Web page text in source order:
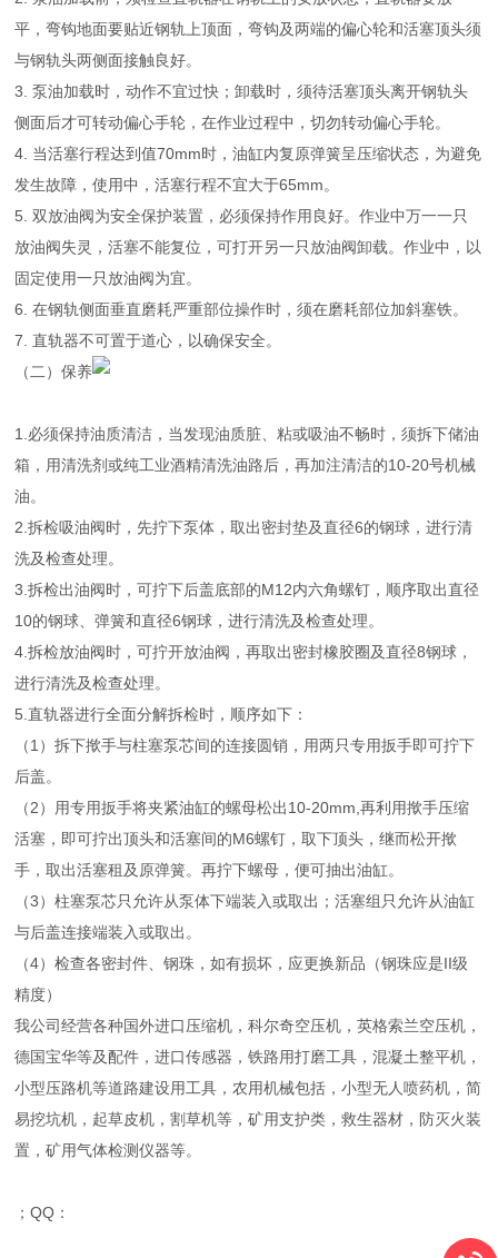
平，弯钩地面要贴近钢轨上顶面，弯钩及两端的偏心轮和活塞顶头须
与钢轨头两侧面接触良好。
3. 泵油加载时，动作不宜过快；卸载时，须待活塞顶头离开钢轨头
侧面后才可转动偏心手轮，在作业过程中，切勿转动偏心手轮。
4. 当活塞行程达到值70mm时，油缸内复原弹簧呈压缩状态，为避免
发生故障，使用中，活塞行程不宜大于65mm。
5. 双放油阀为安全保护装置，必须保持作用良好。作业中万一一只
放油阀失灵，活塞不能复位，可打开另一只放油阀卸载。作业中，以
固定使用一只放油阀为宜。
6. 在钢轨侧面垂直磨耗严重部位操作时，须在磨耗部位加斜塞铁。
7. 直轨器不可置于道心，以确保安全。
（二）保养
1.必须保持油质清洁，当发现油质脏、粘或吸油不畅时，须拆下储油
箱，用清洗剂或纯工业酒精清洗油路后，再加注清洁的10-20号机械
油。
2.拆检吸油阀时，先拧下泵体，取出密封垫及直径6的钢球，进行清
洗及检查处理。
3.拆检出油阀时，可拧下后盖底部的M12内六角螺钉，顺序取出直径
10的钢球、弹簧和直径6钢球，进行清洗及检查处理。
4.拆检放油阀时，可拧开放油阀，再取出密封橡胶圈及直径8钢球，
进行清洗及检查处理。
5.直轨器进行全面分解拆检时，顺序如下：
（1）拆下揿手与柱塞泵芯间的连接圆销，用两只专用扳手即可拧下
后盖。
（2）用专用扳手将夹紧油缸的螺母松出10-20mm,再利用揿手压缩
活塞，即可拧出顶头和活塞间的M6螺钉，取下顶头，继而松开揿
手，取出活塞租及原弹簧。再拧下螺母，便可抽出油缸。
（3）柱塞泵芯只允许从泵体下端装入或取出；活塞组只允许从油缸
与后盖连接端装入或取出。
（4）检查各密封件、钢珠，如有损坏，应更换新品（钢珠应是II级
精度）
我公司经营各种国外进口压缩机，科尔奇空压机，英格索兰空压机，
德国宝华等及配件，进口传感器，铁路用打磨工具，混凝土整平机，
小型压路机等道路建设用工具，农用机械包括，小型无人喷药机，简
易挖坑机，起草皮机，割草机等，矿用支护类，救生器材，防灭火装
置，矿用气体检测仪器等。
；QQ：